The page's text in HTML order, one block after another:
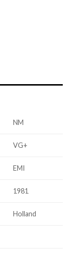
NM
VG+
EMI
1981
Holland